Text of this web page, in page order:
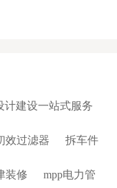
计建设一站式服务
效过滤器 拆车件
装修 mpp电力管